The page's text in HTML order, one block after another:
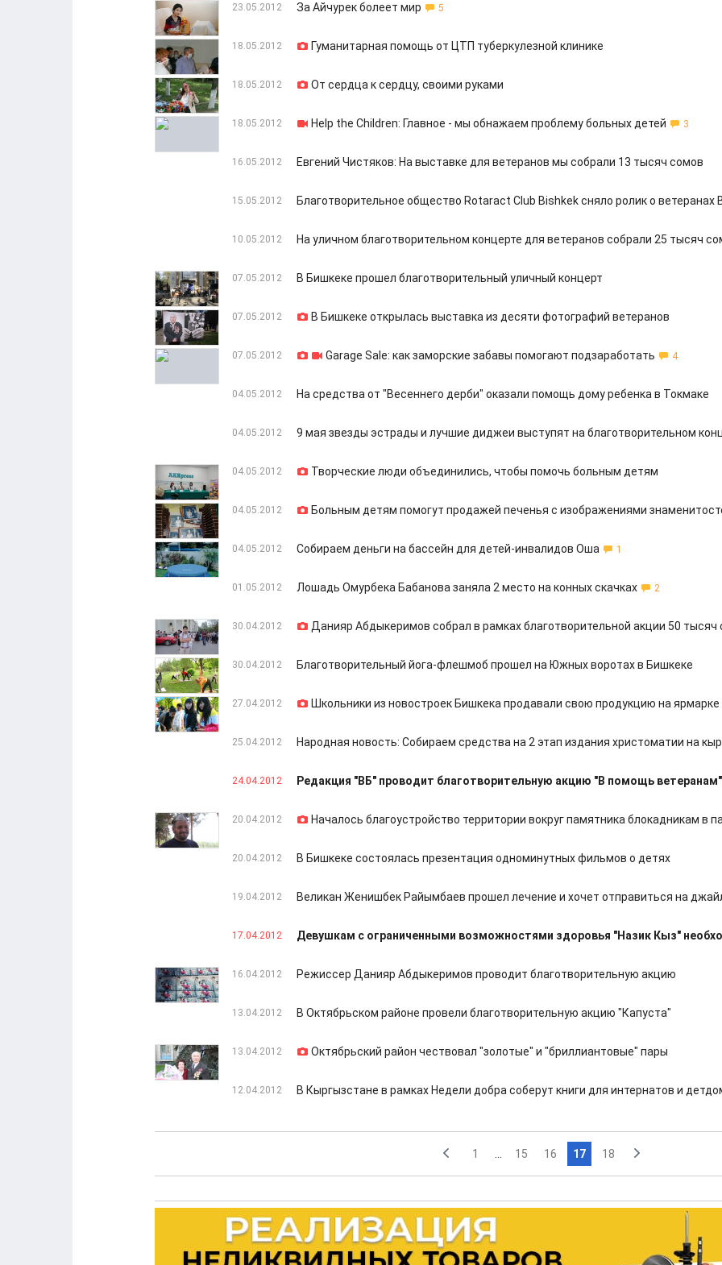
23.05.2012 За Айчурек болеет мир 5
18.05.2012 Гуманитарная помощь от ЦТП туберкулезной клинике
18.05.2012 От сердца к сердцу, своими руками
18.05.2012 Help the Children: Главное - мы обнажаем проблему больных детей 3
16.05.2012 Евгений Чистяков: На выставке для ветеранов мы собрали 13 тысяч сомов
15.05.2012 Благотворительное общество Rotaract Club Bishkek сняло ролик о ветеранах
10.05.2012 На уличном благотворительном концерте для ветеранов собрали 25 тысяч
07.05.2012 В Бишкеке прошел благотворительный уличный концерт
07.05.2012 В Бишкеке открылась выставка из десяти фотографий ветеранов
07.05.2012 Garage Sale: как заморские забавы помогают подзаработать 4
04.05.2012 На средства от "Весеннего дерби" оказали помощь дому ребенка в Токмаке
04.05.2012 9 мая звезды эстрады и лучшие диджеи выступят на благотворительном
04.05.2012 Творческие люди объединились, чтобы помочь больным детям
04.05.2012 Больным детям помогут продажей печенья с изображениями
04.05.2012 Собираем деньги на бассейн для детей-инвалидов Оша 1
01.05.2012 Лошадь Омурбека Бабанова заняла 2 место на конных скачках 2
30.04.2012 Данияр Абдыкеримов собрал в рамках благотворительной акции 50 тысяч
30.04.2012 Благотворительный йога-флешмоб прошел на Южных воротах в Бишкеке
27.04.2012 Школьники из новостроек Бишкека продавали свою продукцию на ярмарке
25.04.2012 Народная новость: Собираем средства на 2 этап издания христоматии на
24.04.2012 Редакция "ВБ" проводит благотворительную акцию "В помощь ветеранам"
20.04.2012 Началось благоустройство территории вокруг памятника блокадникам в
20.04.2012 В Бишкеке состоялась презентация одноминутных фильмов о детях
19.04.2012 Великан Женишбек Райымбаев прошел лечение и хочет отправиться на
17.04.2012 Девушкам с ограниченными возможностями здоровья "Назик Кыз"
16.04.2012 Режиссер Данияр Абдыкеримов проводит благотворительную акцию
13.04.2012 В Октябрьском районе провели благотворительную акцию "Капуста"
13.04.2012 Октябрьский район чествовал "золотые" и "бриллиантовые" пары
12.04.2012 В Кыргызстане в рамках Недели добра соберут книги для интернатов и
1 15 16 17 18